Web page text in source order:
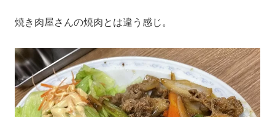
焼き肉屋さんの焼肉とは違う感じ。